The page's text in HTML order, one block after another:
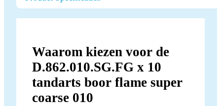
Waarom kiezen voor de
D.862.010.SG.FG x 10
tandarts boor flame super
coarse 010